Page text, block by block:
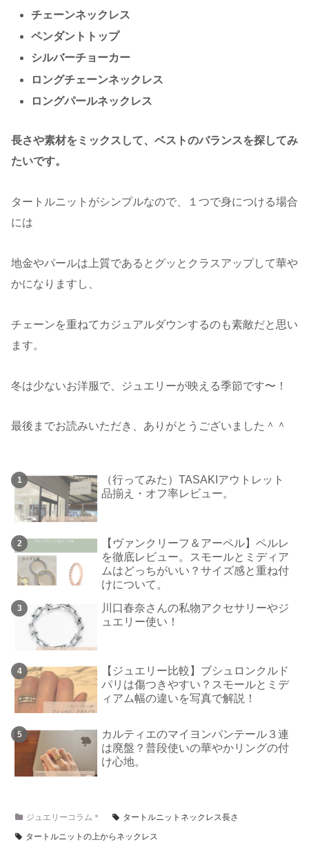
チェーンネックレス
ペンダントトップ
シルバーチョーカー
ロングチェーンネックレス
ロングパールネックレス
長さや素材をミックスして、ベストのバランスを探してみ
たいです。
タートルニットがシンプルなので、１つで身につける場合
には
地金やパールは上質であるとグッとクラスアップして華や
かになりますし、
チェーンを重ねてカジュアルダウンするのも素敵だと思い
ます。
冬は少ないお洋服で、ジュエリーが映える季節です〜！
最後までお読みいただき、ありがとうございました＾＾
（行ってみた）TASAKIアウトレット
品揃え・オフ率レビュー。
【ヴァンクリーフ＆アーペル】ペルレ
を徹底レビュー。スモールとミディア
ムはどっちがいい？サイズ感と重ね付
けについて。
川口春奈さんの私物アクセサリーやジ
ュエリー使い！
【ジュエリー比較】ブシュロンクルド
パリは傷つきやすい？スモールとミデ
ィアム幅の違いを写真で解説！
カルティエのマイヨンパンテール３連
は廃盤？普段使いの華やかリングの付
け心地。
ジュエリーコラム＊
タートルニットネックレス長さ
タートルニットの上からネックレス